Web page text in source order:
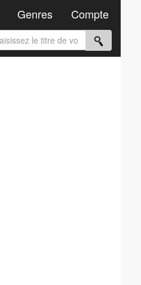
Genres Compte